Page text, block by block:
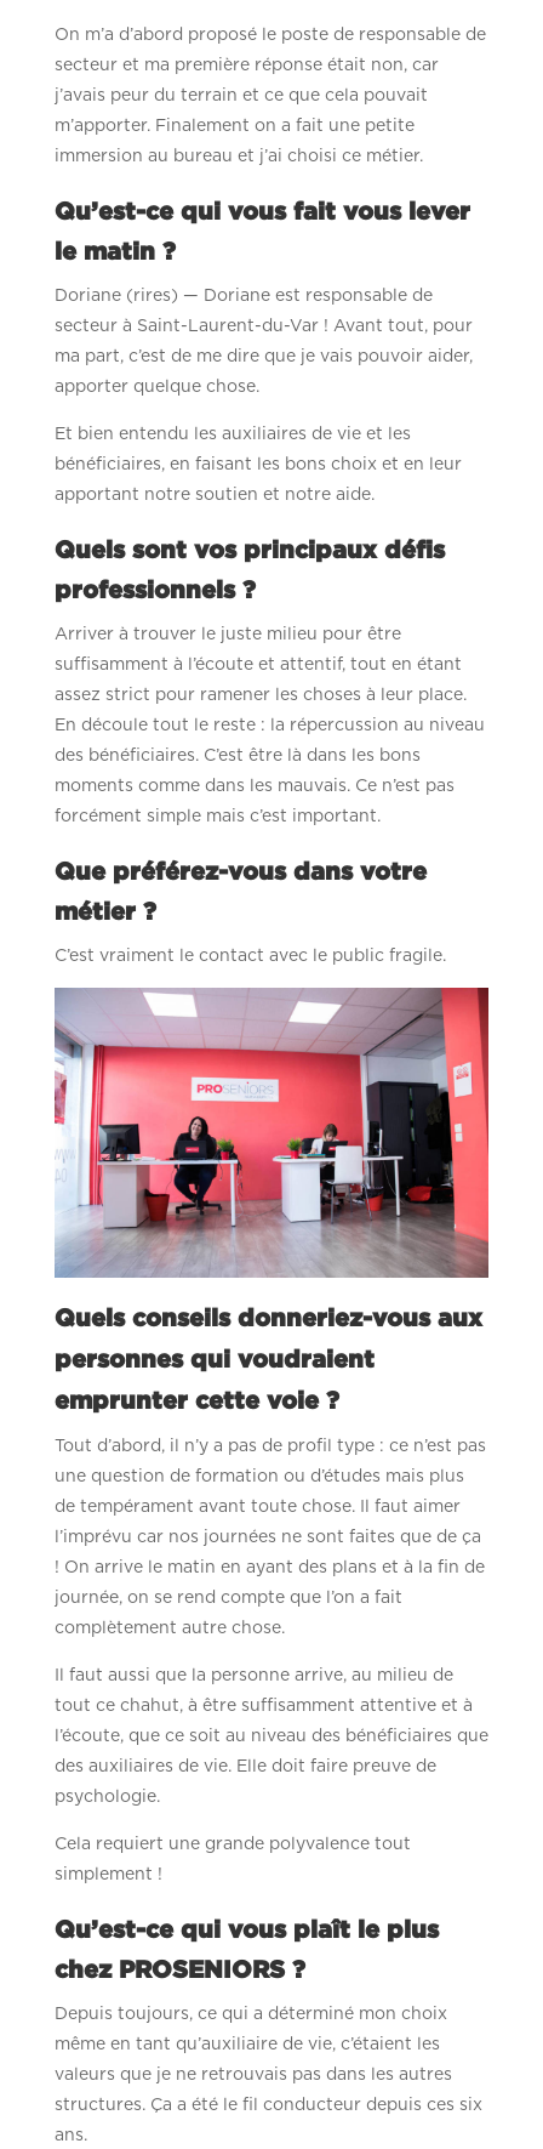
On m’a d’abord proposé le poste de responsable de
secteur et ma première réponse était non, car
j’avais peur du terrain et ce que cela pouvait
m’apporter. Finalement on a fait une petite
immersion au bureau et j’ai choisi ce métier.
Qu’est-ce qui vous fait vous lever
le matin ?
Doriane (rires) — Doriane est responsable de
secteur à Saint-Laurent-du-Var ! Avant tout, pour
ma part, c’est de me dire que je vais pouvoir aider,
apporter quelque chose.
Et bien entendu les auxiliaires de vie et les
bénéficiaires, en faisant les bons choix et en leur
apportant notre soutien et notre aide.
Quels sont vos principaux défis
professionnels ?
Arriver à trouver le juste milieu pour être
suffisamment à l’écoute et attentif, tout en étant
assez strict pour ramener les choses à leur place.
En découle tout le reste : la répercussion au niveau
des bénéficiaires. C’est être là dans les bons
moments comme dans les mauvais. Ce n’est pas
forcément simple mais c’est important.
Que préférez-vous dans votre
métier ?
C’est vraiment le contact avec le public fragile.
Quelsconseils donneriez-vous aux
personnes qui voudraient
emprunter cette voie ?
Tout d’abord, il n’y a pas de profil type : ce n’est pas
une question de formation ou d’études mais plus
de tempérament avant toute chose. Il faut aimer
l’imprévu car nos journées ne sont faites que de ça
! On arrive le matin en ayant des plans et à la fin de
journée, on se rend compte que l’on a fait
complètement autre chose.
Il faut aussi que la personne arrive, au milieu de
tout ce chahut, à être suffisamment attentive et à
l’écoute, que ce soit au niveau des bénéficiaires que
des auxiliaires de vie. Elle doit faire preuve de
psychologie.
Cela requiert une grande polyvalence tout
simplement !
Qu’est-ce qui vous plaît le plus
chez PROSENIORS ?
Depuis toujours, ce qui a déterminé mon choix
même en tant qu’auxiliaire de vie, c’étaient les
valeurs que je ne retrouvais pas dans les autres
structures. Ça a été le fil conducteur depuis ces six
ans.